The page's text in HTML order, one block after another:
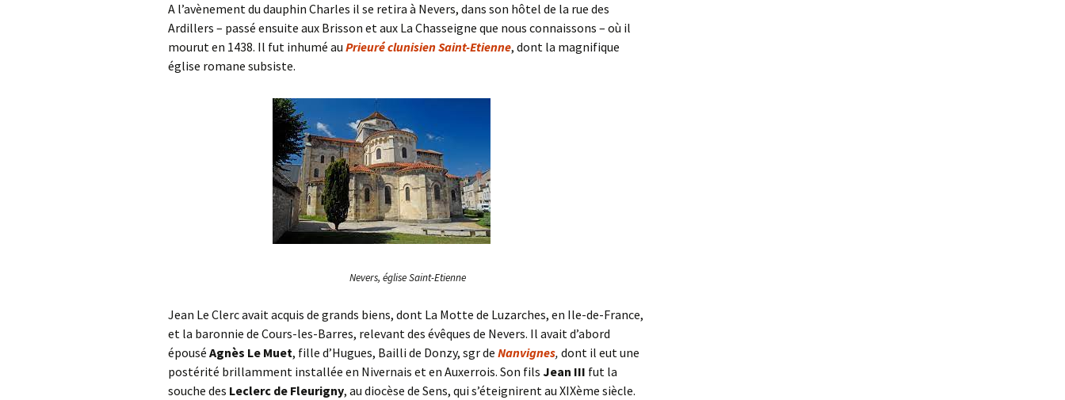
A l’avènement du dauphin Charles il se retira à Nevers, dans son hôtel de la rue des
Ardillers – passé ensuite aux Brisson et aux La Chasseigne que nous connaissons – où il
mourut en 1438. Il fut inhumé au Prieuré clunisien Saint-Etienne, dont la magnifique
église romane subsiste.
Nevers, église Saint-Etienne
Jean Le Clerc avait acquis de grands biens, dont La Motte de Luzarches, en Ile-de-France,
et la baronnie de Cours-les-Barres, relevant des évêques de Nevers. Il avait d’abord
épousé Agnès Le Muet, fille d’Hugues, Bailli de Donzy, sgr de Nanvignes, dont il eut une
postérité brillamment installée en Nivernais et en Auxerrois. Son fils Jean III fut la
souche des Leclerc de Fleurigny, au diocèse de Sens, qui s’éteignirent au XIXème siècle.